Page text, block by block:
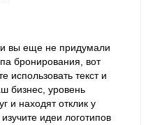
вы еще не придумали
бронирования, вот
использовать текст и
бизнес, уровень
и находят отклик у
идеи логотипов